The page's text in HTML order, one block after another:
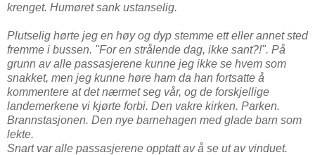
krenget. Humøret sank ustanselig.
Plutselig hørte jeg en høy og dyp stemme ett eller annet sted
fremme i bussen. "For en strålende dag, ikke sant?!". På
grunn av alle passasjerene kunne jeg ikke se hvem som
snakket, men jeg kunne høre ham da han fortsatte å
kommentere at det nærmet seg vår, og de forskjellige
landemerkene vi kjørte forbi. Den vakre kirken. Parken.
Brannstasjonen. Den nye barnehagen med glade barn som
lekte.
Snart var alle passasjerene opptatt av å se ut av vinduet.